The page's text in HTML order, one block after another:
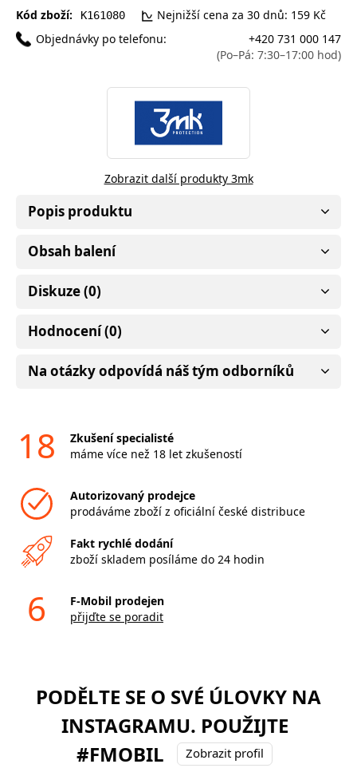
Kód zboží: K161080
Nejnižší cena za 30 dnů: 159 Kč
Objednávky po telefonu:
+420 731 000 147
(Po–Pá: 7:30–17:00 hod)
Zobrazit další produkty 3mk
Popis produktu
Obsah balení
Diskuze (0)
Hodnocení (0)
Na otázky odpovídá náš tým odborníků
18
Zkušení specialisté
máme více než 18 let zkušeností
Autorizovaný prodejce
prodáváme zboží z oficiální české distribuce
Fakt rychlé dodání
zboží skladem posíláme do 24 hodin
6
F-Mobil prodejen
přijďte se poradit
PODĚLTE SE O SVÉ ÚLOVKY NA
INSTAGRAMU. POUŽIJTE
#FMOBIL
Zobrazit profil